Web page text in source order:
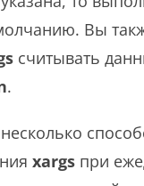
Вы
считывать
.
xargs при